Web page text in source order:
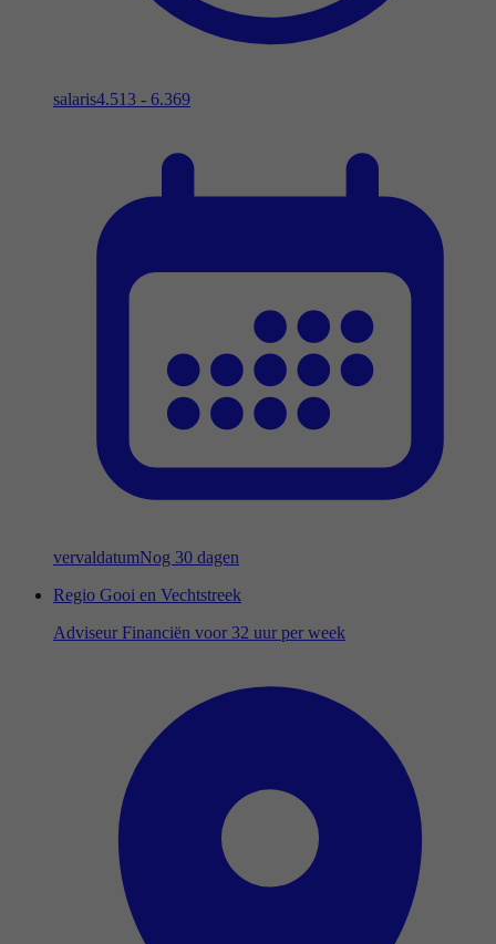
salaris4.513 - 6.369
vervaldatumNog 30 dagen
Regio Gooi en Vechtstreek
Adviseur Financiën voor 32 uur per week